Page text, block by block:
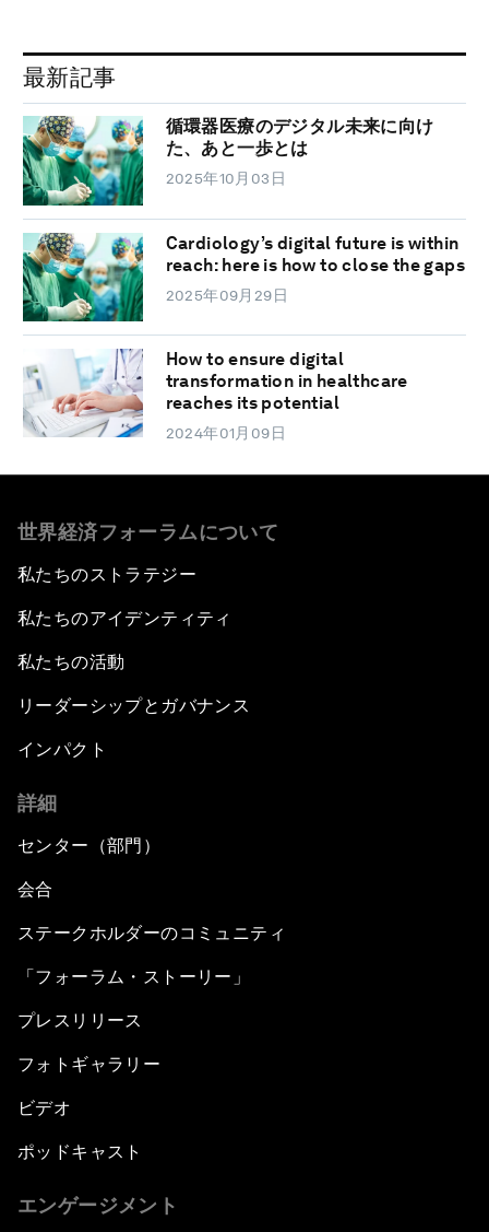
最新記事
循環器医療のデジタル未来に向け
た、あと一歩とは
2025年10月03日
Cardiology’s digital future is within
reach: here is how to close the gaps
2025年09月29日
How to ensure digital
transformation in healthcare
reaches its potential
2024年01月09日
世界経済フォーラムについて
私たちのストラテジー
私たちのアイデンティティ
私たちの活動
リーダーシップとガバナンス
インパクト
詳細
センター（部門）
会合
ステークホルダーのコミュニティ
「フォーラム・ストーリー」
プレスリリース
フォトギャラリー
ビデオ
ポッドキャスト
エンゲージメント